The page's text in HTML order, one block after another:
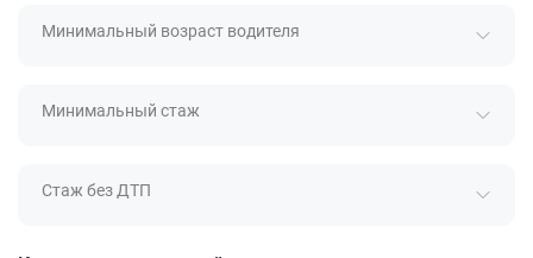
Минимальный возраст водителя
Минимальный стаж
Стаж без ДТП